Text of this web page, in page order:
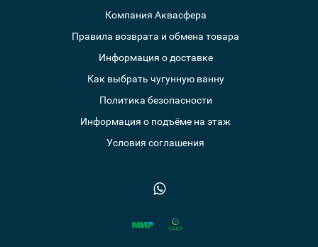
Компания Аквасфера
Правила возврата и обмена товара
Информация о доставке
Как выбрать чугунную ванну
Политика безопасности
Информация о подъёме на этаж
Условия соглашения